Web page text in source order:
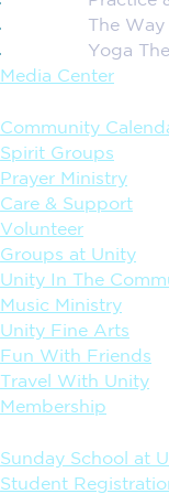
The
Yoga
Media Center
Community
Spirit Groups
Prayer Ministry
Care & Support
Volunteer
Groups at Unity
Unity In The
Music Ministry
Unity Fine Arts
Fun With Friends
Travel With Unity
Membership
Sunday School at
Student